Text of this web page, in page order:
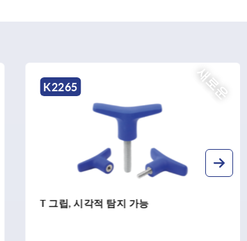
새로운
K0790
볼 잠금 핀 스테인레스 스틸